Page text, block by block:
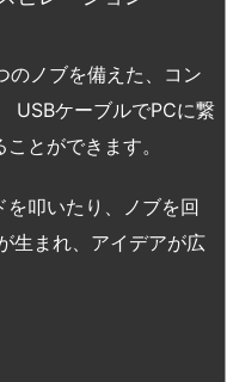
のノブを備えた、コン
USBケーブルでPCに繋
とができます。
を叩いたり、ノブを回
生まれ、アイデアが広